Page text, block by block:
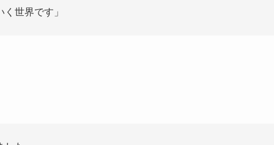
世界です」